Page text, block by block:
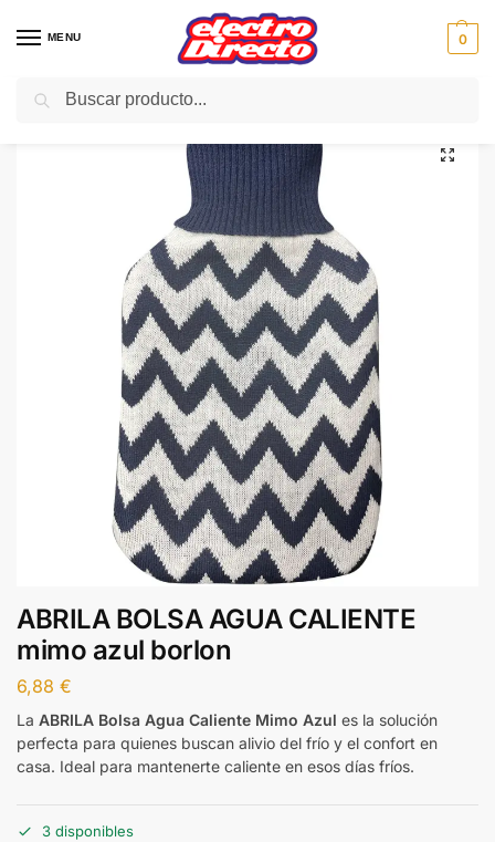
MENU 0
Inicio uncategorized / ABRILA BOLSA AGUA CALIENTE mimo azul borlon
ABRILA BOLSA AGUA CALIENTE
mimo azul borlon
6,88 €
La ABRILA Bolsa Agua Caliente Mimo Azul es la solución
perfecta para quienes buscan alivio del frío y el confort en
casa. Ideal para mantenerte caliente en esos días fríos.
3 disponibles